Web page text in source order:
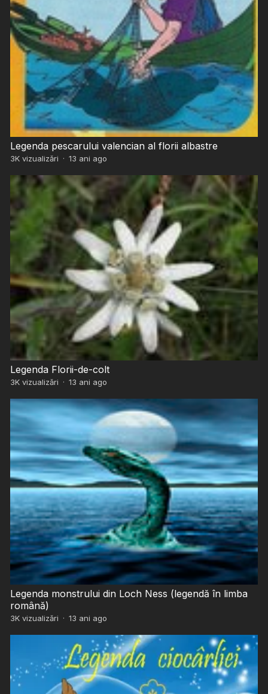
Legenda pescarului valencian al florii albastre
3Kvizualizări · 13 ani ago
Legenda Florii-de-colt
3Kvizualizări · 13 ani ago
Legenda monstrului din Loch Ness (legendă în limba
română)
3Kvizualizări · 13 ani ago